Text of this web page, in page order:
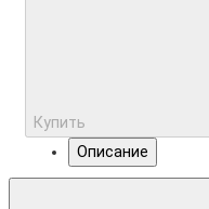
Купить
Описание